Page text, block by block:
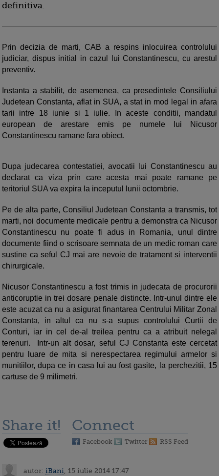
definitiva.
Prin decizia de marti, CAB a respins inlocuirea controlului
judiciar, dispus initial in cazul lui Constantinescu, cu arestul
preventiv.
Instanta a stabilit, de asemenea, ca presedintele Consiliului
Judetean Constanta, aflat in SUA, a stat in mod legal in afara
tarii intre 18 iunie si 1 iulie. In aceste conditii, mandatul
european de arestare emis pe numele lui Nicusor
Constantinescu ramane fara obiect.
Dupa judecarea contestatiei, avocatii lui Constantinescu au
declarat ca viza prin care acesta mai poate ramane pe
teritoriul SUA va expira la inceputul lunii octombrie.
Pe de alta parte, Consiliul Judetean Constanta a transmis, tot
marti, noi documente medicale pentru a demonstra ca Nicusor
Constantinescu nu poate fi adus in Romania, unul dintre
documente fiind o scrisoare semnata de un medic roman care
sustine ca seful CJ mai are nevoie de tratament si interventii
chirurgicale.
Nicusor Constantinescu a fost trimis in judecata de procurorii
anticoruptie in trei dosare penale distincte. Intr-unul dintre ele
este acuzat ca nu a asigurat finantarea Centrului Militar Zonal
Constanta, in altul ca nu s-a supus controlului Curtii de
Conturi, iar in cel de-al treilea pentru ca a atribuit nelegal
terenuri. Intr-un alt dosar, seful CJ Constanta este cercetat
pentru luare de mita si nerespectarea regimului armelor si
munitiilor, dupa ce in casa lui au fost gasite, la perchezitii, 15
cartuse de 9 milimetri.
Share it! Connect
Facebook Twitter RSS Feed
autor: iBani , 15 iulie 2014 17:47